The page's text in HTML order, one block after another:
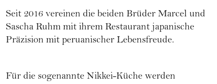
Seit 2016 vereinen die beiden Brüder Marcel und
Sascha Ruhm mit ihrem Restaurant japanische
Präzision mit peruanischer Lebensfreude.
Für die sogenannte Nikkei-Küche werden